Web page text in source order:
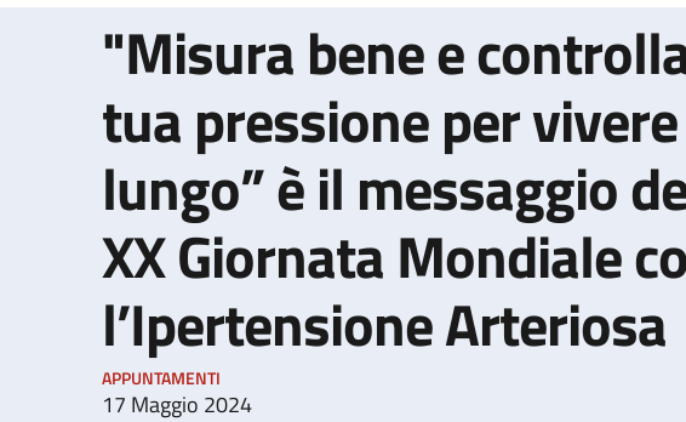
"Misura bene e
tua pressione per
lungo” è il messaggio
XX Giornata Mondiale
l’Ipertensione Arteriosa
APPUNTAMENTI
17 Maggio 2024